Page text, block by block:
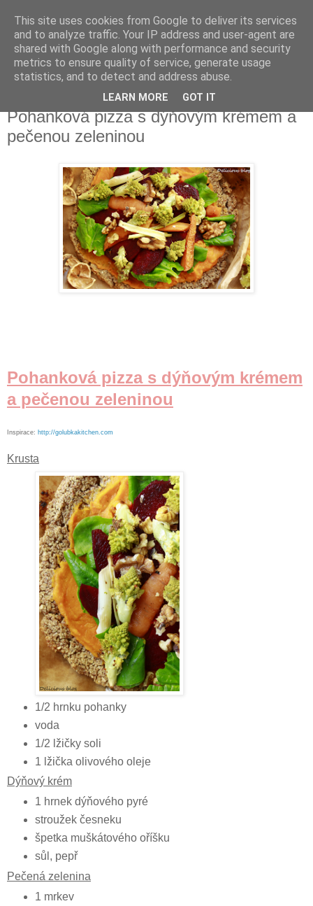
Delicious blog
Lucie
středa 5. listopadu 2014
Pohanková pizza s dýňovým krémem a
pečenou zeleninou
Pohanková pizza s dýňovým krémem
a pečenou zeleninou
Inspirace: http://golubkakitchen.com
Krusta
1/2 hrnku pohanky
voda
1/2 lžičky soli
1 lžička olivového oleje
Dýňový krém
1 hrnek dýňového pyré
stroužek česneku
špetka muškátového oříšku
sůl, pepř
Pečená zelenina
1 mrkev
This site uses cookies from Google to deliver its services
and to analyze traffic. Your IP address and user-agent are
shared with Google along with performance and security
metrics to ensure quality of service, generate usage
statistics, and to detect and address abuse.
LEARN MORE GOT IT